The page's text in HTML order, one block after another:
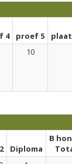
4 proef 5
10
Diploma
B